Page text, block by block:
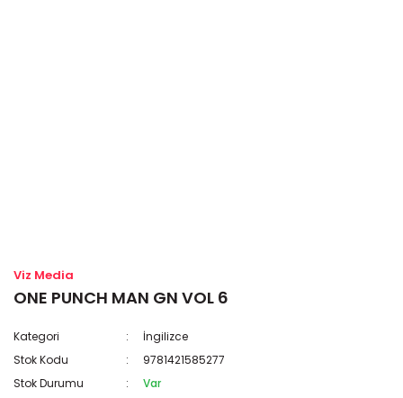
Viz Media
ONE PUNCH MAN GN VOL 6
Kategori
İngilizce
Stok Kodu
9781421585277
Stok Durumu
Var